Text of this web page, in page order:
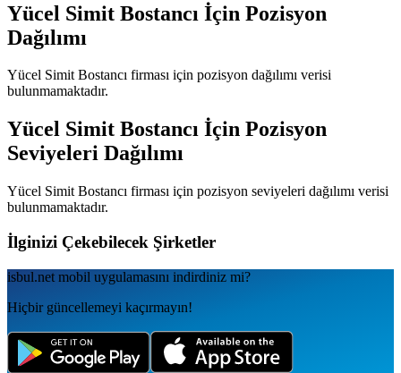
Yücel Simit Bostancı İçin Pozisyon
Dağılımı
Yücel Simit Bostancı firması için pozisyon dağılımı verisi
bulunmamaktadır.
Yücel Simit Bostancı İçin Pozisyon
Seviyeleri Dağılımı
Yücel Simit Bostancı firması için pozisyon seviyeleri dağılımı verisi
bulunmamaktadır.
İlginizi Çekebilecek Şirketler
isbul.net mobil uygulamаsını indirdiniz mi?
Hiçbir güncellemeyi kaçırmayın!